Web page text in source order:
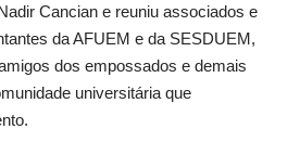
Cancian e reuniu associados e
da AFUEM e da SESDUEM,
dos empossados e demais
universitária que